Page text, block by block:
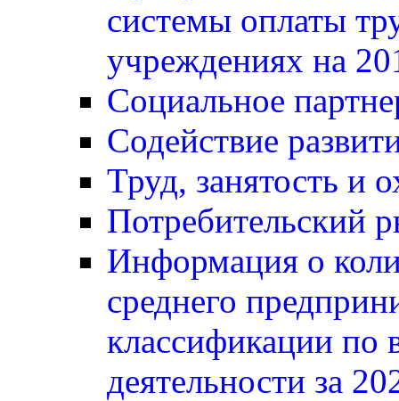
системы оплаты
учреждениях на
Социальное
Содействие
Труд, занятость и
Потребительский
Информация о
среднего
классификации по
деятельности за